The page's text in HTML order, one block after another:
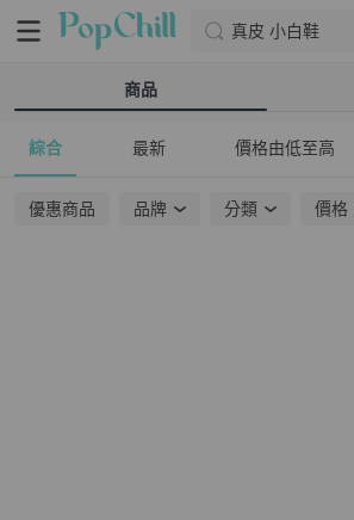
真皮 小白鞋
商品
綜合 最新 價格由低至高
優惠商品 品牌 分類 價格